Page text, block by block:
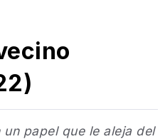
papel que le aleja del